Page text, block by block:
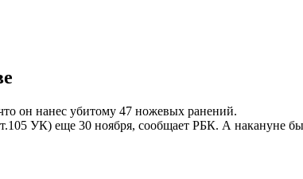
он нанес убитому 47 ножевых ранений.
УК) еще 30 ноября, сообщает РБК. А накануне